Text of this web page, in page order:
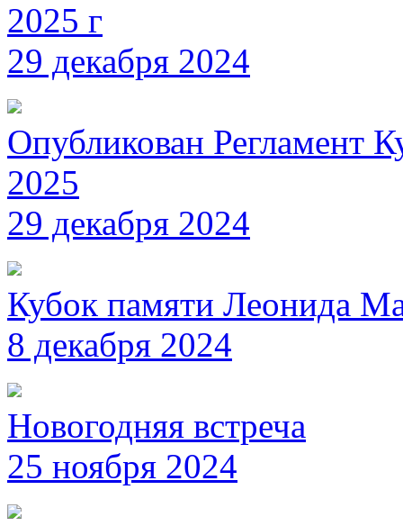
2025 г
29 декабря 2024
Опубликован Регламент
2025
29 декабря 2024
Кубок памяти Леонида
8 декабря 2024
Новогодняя встреча
25 ноября 2024